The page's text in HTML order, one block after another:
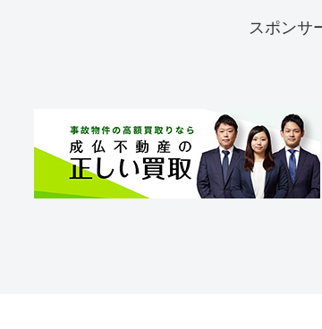
スポンサ